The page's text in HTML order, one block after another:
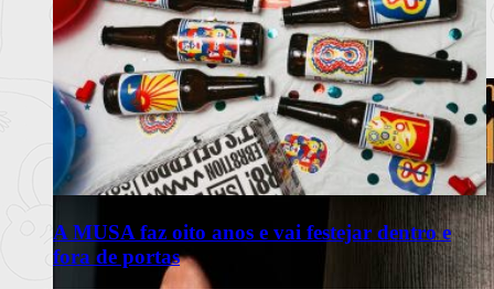
A MUSA faz oito anos e vai festejar dentro e
fora de portas
O restaurante Matriarca, no Porto, apresenta a sua nova carta
de verão 2
Ler mais+